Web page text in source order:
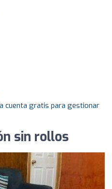
cuenta gratis para gestionar
sin rollos